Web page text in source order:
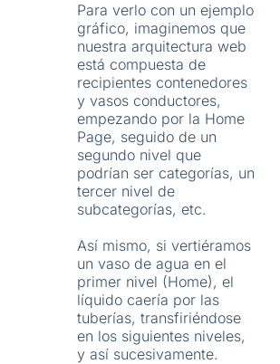
Para verlo con un ejemplo
gráfico, imaginemos que
nuestra arquitectura web
está compuesta de
recipientes contenedores
y vasos conductores,
empezando por la Home
Page, seguido de un
segundo nivel que
podrían ser categorías, un
tercer nivel de
subcategorías, etc.
Así mismo, si vertiéramos
un vaso de agua en el
primer nivel (Home), el
líquido caería por las
tuberías, transfiriéndose
en los siguientes niveles,
y así sucesivamente.